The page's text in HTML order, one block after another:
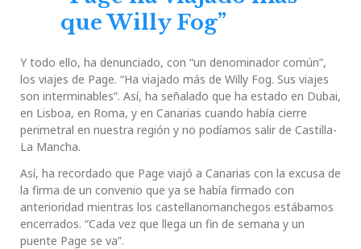
que Willy Fog”
Y todo ello, ha denunciado, con “un denominador común”,
los viajes de Page. “Ha viajado más de Willy Fog. Sus viajes
son interminables”. Así, ha señalado que ha estado en Dubai,
en Lisboa, en Roma, y en Canarias cuando había cierre
perimetral en nuestra región y no podíamos salir de Castilla-
La Mancha.
Así, ha recordado que Page viajó a Canarias con la excusa de
la firma de un convenio que ya se había firmado con
anterioridad mientras los castellanomanchegos estábamos
encerrados. “Cada vez que llega un fin de semana y un
puente Page se va”.